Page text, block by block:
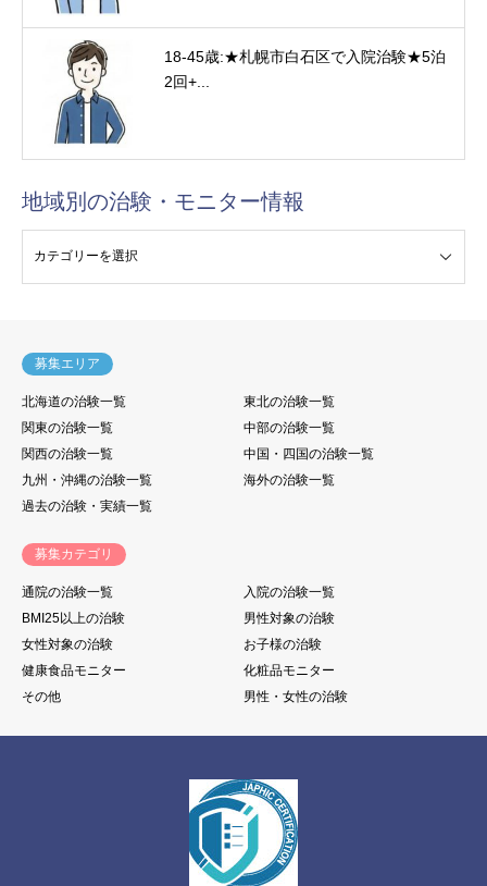
18-45歳:★札幌市白石区で入院治験★5泊
2回+...
地域別の治験・モニター情報
募集エリア
北海道の治験一覧
東北の治験一覧
関東の治験一覧
中部の治験一覧
関西の治験一覧
中国・四国の治験一覧
九州・沖縄の治験一覧
海外の治験一覧
過去の治験・実績一覧
募集カテゴリ
通院の治験一覧
入院の治験一覧
BMI25以上の治験
男性対象の治験
女性対象の治験
お子様の治験
健康食品モニター
化粧品モニター
その他
男性・女性の治験